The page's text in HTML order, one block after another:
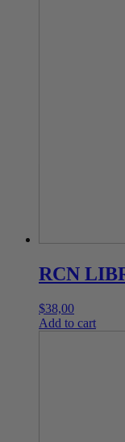
RCN
$38,00
Add to cart